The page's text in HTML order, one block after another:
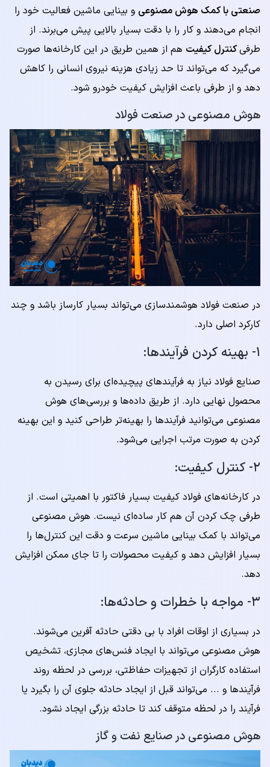
صنعتی با کمک هوش مصنوعی و بینایی ماشین فعالیت خود را
انجام می‌دهند و کار را با دقت بسیار بالایی پیش می‌برند. از
طرفیکنترل کیفیت هم از همین طریق در این کارخانه‌ها صورت
می‌گیرد که می‌تواند تا حد زیادی هزینه نیروی انسانی را کاهش
دهد و از طرفی باعث افزایش کیفیت خودرو شود.
هوش مصنوعی در صنعت فولاد
در صنعت فولاد هوشمندسازی می‌تواند بسیار کارساز باشد و چند
کارکرد اصلی دارد.
۱- بهینه کردن فرآیندها:
صنایع فولاد نیاز به فرآیندهای پیچیده‌ای برای رسیدن به
محصول نهایی دارد. از طریق داده‌ها و بررسی‌های هوش
مصنوعی می‌توانید فرآیندها را بهینه‌تر طراحی کنید و این بهینه
کردن به صورت مرتب اجرایی می‌شود.
۲- کنترل کیفیت:
در کارخانه‌های فولاد کیفیت بسیار فاکتور با اهمیتی است. از
طرفی چک کردن آن هم کار ساده‌ای نیست. هوش مصنوعی
می‌تواند با کمک بینایی ماشین سرعت و دقت این کنترل‌ها را
بسیار افزایش دهد و کیفیت محصولات را تا جای ممکن افزایش
دهد.
۳- مواجه با خطرات و حادثه‌ها:
در بسیاری از اوقات افراد با بی دقتی حادثه آفرین می‌شوند.
هوش مصنوعی می‌تواند با ایجاد فنس‌های مجازی، تشخیص
استفاده کارگران از تجهیزات حفاظتی، بررسی در لحظه روند
فرآیندها و ... می‌تواند قبل از ایجاد حادثه جلوی آن را بگیرد یا
فرآیند را در لحظه متوقف کند تا حادثه بزرگی ایجاد نشود.
هوش مصنوعی در صنایع نفت و گاز